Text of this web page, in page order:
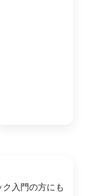
入門の方にも